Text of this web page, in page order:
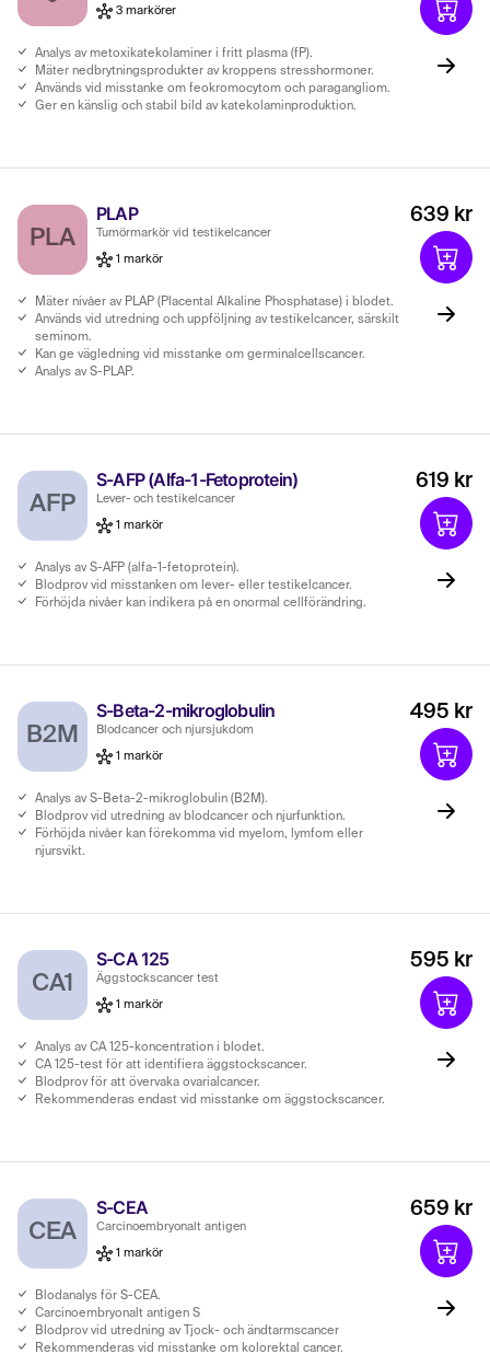
3 markörer
Analys av metoxikatekolaminer i fritt plasma (fP).
Mäter nedbrytningsprodukter av kroppens stresshormoner.
Används vid misstanke om feokromocytom och paragangliom.
Ger en känslig och stabil bild av katekolaminproduktion.
PLA
PLAP
Tumörmarkör vid testikelcancer
1 markör
Mäter nivåer av PLAP (Placental Alkaline Phosphatase) i blodet.
Används vid utredning och uppföljning av testikelcancer, särskilt
seminom.
Kan ge vägledning vid misstanke om germinalcellscancer.
Analys av S-PLAP.
639 kr
AFP
S-AFP (Alfa-1-Fetoprotein)
Lever- och testikelcancer
1 markör
Analys av S-AFP (alfa-1-fetoprotein).
Blodprov vid misstanken om lever- eller testikelcancer.
Förhöjda nivåer kan indikera på en onormal cellförändring.
619 kr
B2M
S-Beta-2-mikroglobulin
Blodcancer och njursjukdom
1 markör
Analys av S-Beta-2-mikroglobulin (B2M).
Blodprov vid utredning av blodcancer och njurfunktion.
Förhöjda nivåer kan förekomma vid myelom, lymfom eller
njursvikt.
495 kr
CA1
S-CA 125
Äggstockscancer test
1 markör
Analys av CA 125-koncentration i blodet.
CA 125-test för att identifiera äggstockscancer.
Blodprov för att övervaka ovarialcancer.
Rekommenderas endast vid misstanke om äggstockscancer.
595 kr
CEA
S-CEA
Carcinoembryonalt antigen
1 markör
Blodanalys för S-CEA.
Carcinoembryonalt antigen S
Blodprov vid utredning av Tjock- och ändtarmscancer
Rekommenderas vid misstanke om kolorektal cancer.
659 kr